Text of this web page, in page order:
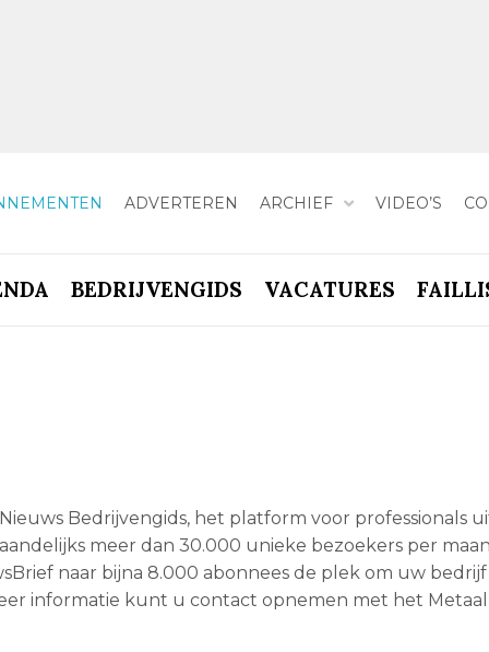
ADVERTEREN ARCHIEF VIDEO’S
BEDRIJVENGIDS VACATURES
Bedrijvengids, het platform voor professionals
meer dan 30.000 unieke bezoekers per
naar bijna 8.000 abonnees de plek om uw
informatie kunt u contact opnemen met het